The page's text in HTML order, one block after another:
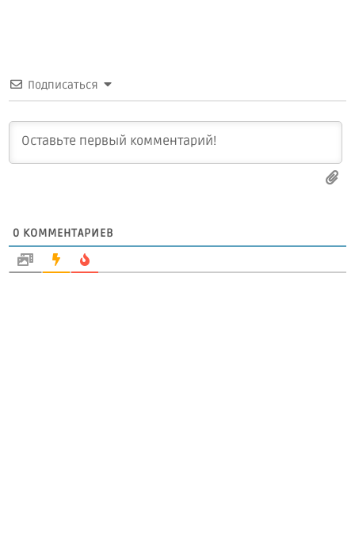
Подписаться
0 КОММЕНТАРИЕВ